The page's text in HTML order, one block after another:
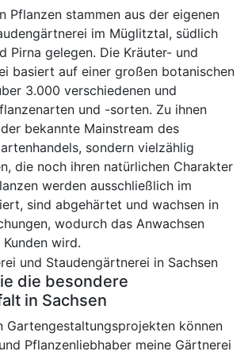
Pflanzen stammen aus der eigenen
im Müglitztal, südlich
Pirna gelegen. Die Kräuter- und
basiert auf einer großen botanischen
3.000 verschiedenen und
und -sorten. Zu ihnen
bekannte Mainstream des
sondern vielzählig
die noch ihren natürlichen Charakter
werden ausschließlich im
sind abgehärtet und wachsen in
wodurch das Anwachsen
wird.
die besondere
in Sachsen
Gartengestaltungsprojekten können
Pflanzenliebhaber meine Gärtnerei